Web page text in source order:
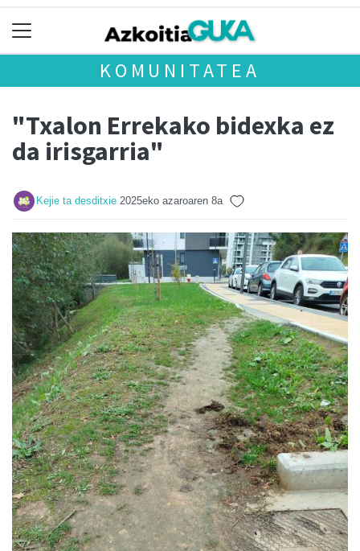
KOMUNITATEA
"Txalon Errekako bidexka ez
da irisgarria"
Kejie ta desditxie 2025eko azaroaren 8a